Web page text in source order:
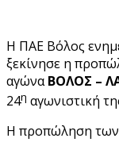
H ΠΑΕ Βόλος
ξεκίνησε η
αγώναΒΟΛΟΣ –
24η αγωνιστική
Η προπώληση των